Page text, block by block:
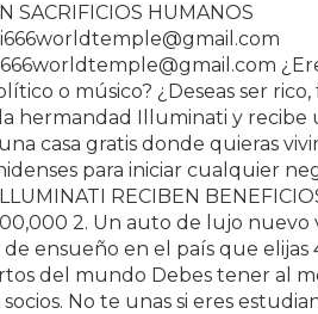
SACRIFICIOS HUMANOS
o músico? ¿Deseas ser
hermandad Illuminati y
casa gratis donde quieras
para iniciar cualquier
RECIBEN
2. Un auto de lujo nuevo
de ensueño en el país que elijas
del mundo Debes tener al
No te unas si eres